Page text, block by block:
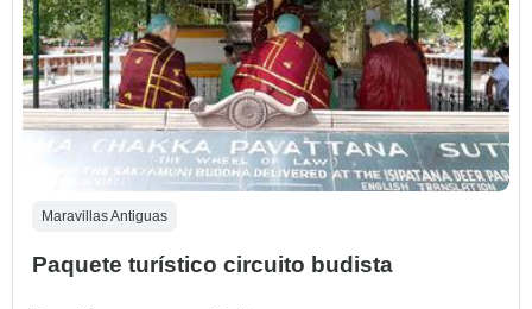
Maravillas Antiguas
Paquete turístico circuito budista